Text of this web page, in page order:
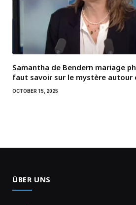
Samantha de Bendern mariage
faut savoir sur le mystère autour
OCTOBER 15, 2025
ÜBER UNS